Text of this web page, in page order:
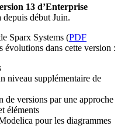
13 d’Enterprise
depuis début Juin.
Sparx Systems (PDF
évolutions dans cette version :
niveau supplémentaire de
versions par une approche
éléments
pour les diagrammes